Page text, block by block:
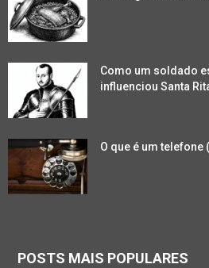
Como um soldado
influenciou Santa
O que é um telefone
POSTS MAIS POPULARES